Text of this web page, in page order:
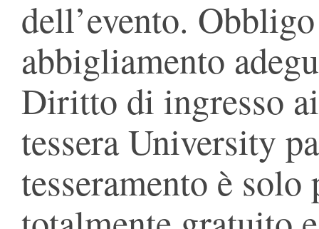
dell’evento.
abbigliamento
Diritto di ingresso
tessera University
tesseramento è solo